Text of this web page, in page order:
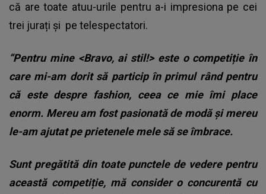
că are toate atuu-urile pentru a-i impresiona pe cei
trei jurați și pe telespectatori.
“Pentru mine <Bravo, ai stil!> este o competiție în
care mi-am dorit să particip în primul rând pentru
că este despre fashion, ceea ce mie îmi place
enorm. Mereu am fost pasionată de modă și mereu
le-am ajutat pe prietenele mele să se îmbrace.
Sunt pregătită din toate punctele de vedere pentru
această competiție, mă consider o concurentă cu